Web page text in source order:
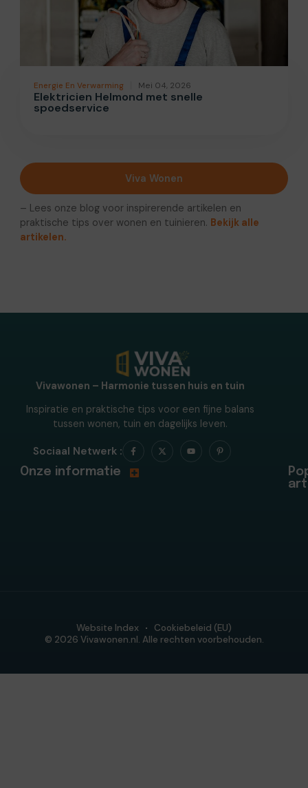
Energie En Verwarming Mei 04, 2026
Elektricien Helmond met snelle
spoedservice
Viva Wonen
– Lees onze blog voor inspirerende artikelen en
praktische tips over wonen en tuinieren. Bekijk alle
artikelen.
Vivawonen – Harmonie tussen huis en tuin
Inspiratie en praktische tips voor een fijne balans
tussen wonen, tuin en dagelijks leven.
Sociaal Netwerk :
Onze informatie
© 2026 Vivawonen.nl. Alle rechten voorbehouden.
Website Index Cookiebeleid (EU)